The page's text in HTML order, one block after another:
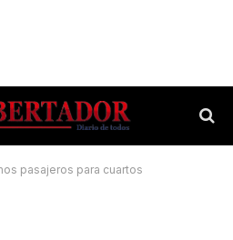
pasajeros para cuartos